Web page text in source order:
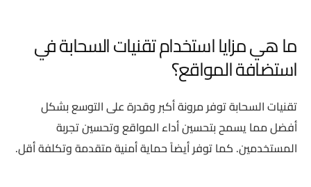
ما هي مزايا استخدام تقنيات السحابة في
استضافة المواقع؟
تقنيات السحابة توفر مرونة أكبر وقدرة على التوسع بشكل
أفضل مما يسمح بتحسين أداء المواقع وتحسين تجربة
المستخدمين. كما توفر أيضاً حماية أمنية متقدمة وتكلفة أقل.